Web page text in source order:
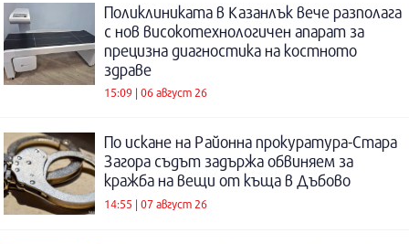
Поликлиниката в Казанлък вече разполага
с нов високотехнологичен апарат за
прецизна диагностика на костното
здраве
15:09 | 06 август 26
По искане на Районна прокуратура-Стара
Загора съдът задържа обвиняем за
кражба на вещи от къща в Дъбово
14:55 | 07 август 26